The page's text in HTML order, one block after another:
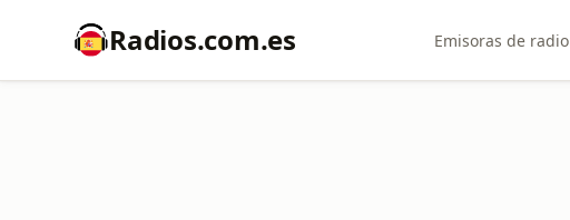
Radios.com.es Emisoras de radio